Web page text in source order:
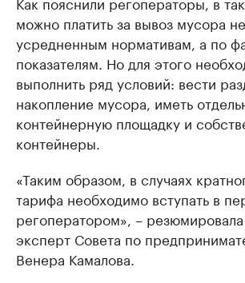
можно платить за вывоз мусора
усредненным нормативам, а по
показателям. Но для этого
выполнить ряд условий: вести
накопление мусора, иметь
контейнерную площадку и
контейнеры.
«Таким образом, в случаях
тарифа необходимо вступать в
регоператором», –
эксперт Совета по
Венера Камалова.